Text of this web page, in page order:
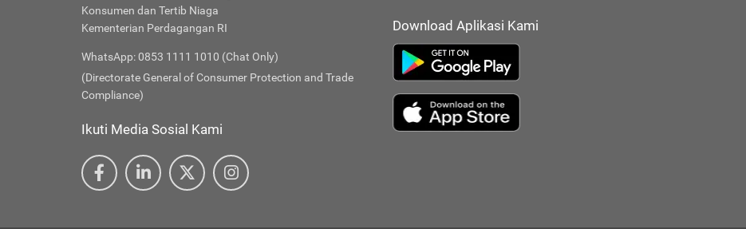
Konsumen dan Tertib Niaga
Kementerian Perdagangan RI
WhatsApp: 0853 1111 1010 (Chat Only)
(Directorate General of Consumer Protection and Trade
Compliance)
Ikuti Media Sosial Kami
Download Aplikasi Kami